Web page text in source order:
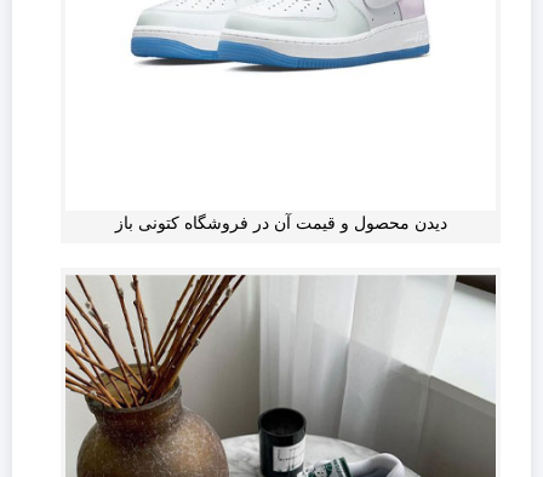
دیدن محصول و قیمت آن در فروشگاه کتونی باز